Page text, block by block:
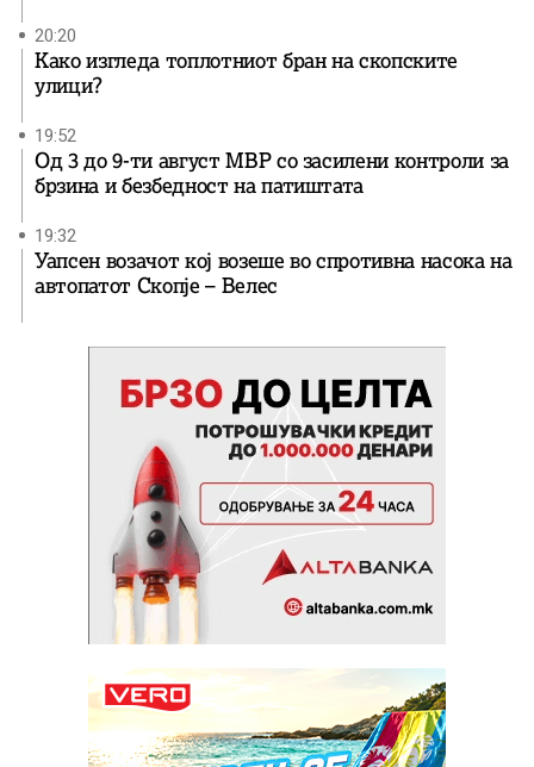
20:20
Како изгледа топлотниот бран на скопските
улици?
19:52
Од 3 до 9-ти август МВР со засилени контроли за
брзина и безбедност на патиштата
19:32
Уапсен возачот кој возеше во спротивна насока на
автопатот Скопје – Велес